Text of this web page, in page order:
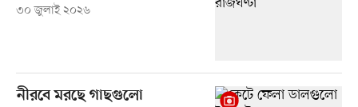
৩০ জুলাই ২০২৬
নীরবে মরছে গাছগুলো